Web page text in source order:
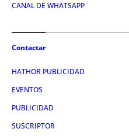
CANAL DE WHATSAPP
Contactar
HATHOR PUBLICIDAD
EVENTOS
PUBLICIDAD
SUSCRIPTOR